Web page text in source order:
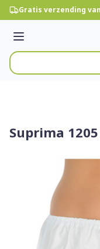
Ga naar de inhoud
Gratis verzending
Menu
Product, merk,
Suprima